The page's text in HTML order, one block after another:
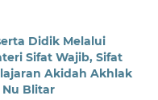
Didik Melalui
Sifat Wajib, Sifat
Akidah Akhlak
Nu Blitar